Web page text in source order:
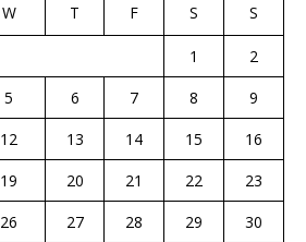
W T F S S
1
2
5 6 7 8
9
12 13 14 15
16
19 20 21 22
23
26 27 28 29
30